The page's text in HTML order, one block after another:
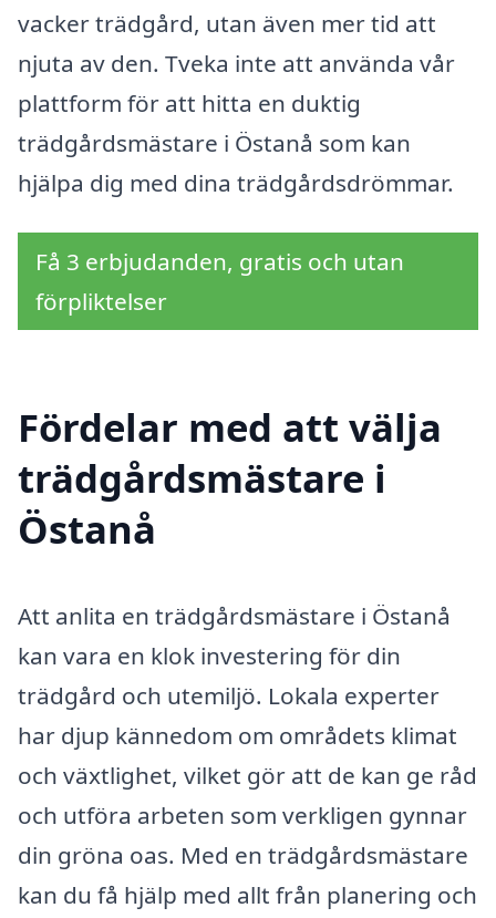
vacker trädgård, utan även mer tid att
njuta av den. Tveka inte att använda vår
plattform för att hitta en duktig
trädgårdsmästare i Östanå som kan
hjälpa dig med dina trädgårdsdrömmar.
Få 3 erbjudanden, gratis och utan
förpliktelser
Fördelar med att välja
trädgårdsmästare i
Östanå
Att anlita en trädgårdsmästare i Östanå
kan vara en klok investering för din
trädgård och utemiljö. Lokala experter
har djup kännedom om områdets klimat
och växtlighet, vilket gör att de kan ge råd
och utföra arbeten som verkligen gynnar
din gröna oas. Med en trädgårdsmästare
kan du få hjälp med allt från planering och